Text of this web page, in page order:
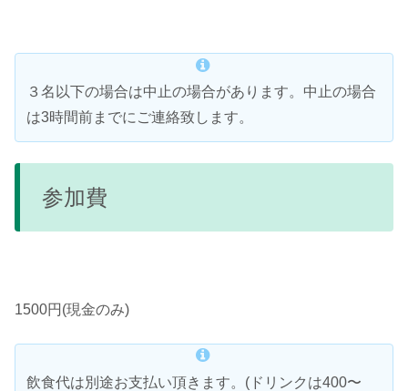
３名以下の場合は中止の場合があります。中止の場合
は3時間前までにご連絡致します。
参加費
1500円(現金のみ)
飲食代は別途お支払い頂きます。(ドリンクは400〜